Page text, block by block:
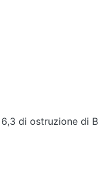
di ostruzione di B